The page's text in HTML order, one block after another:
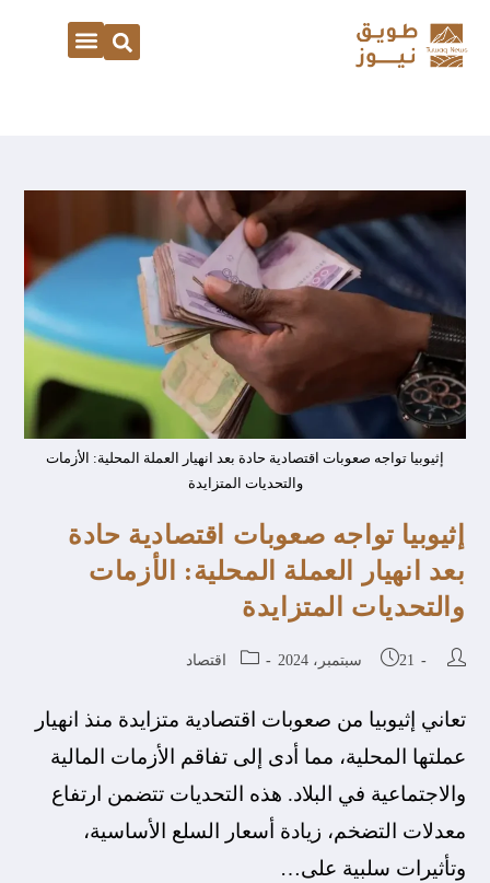
إثيوبيا تواجه صعوبات اقتصادية حادة بعد انهيار العملة المحلية: الأزمات
والتحديات المتزايدة
إثيوبيا تواجه صعوبات اقتصادية حادة
بعد انهيار العملة المحلية: الأزمات
والتحديات المتزايدة
21 سبتمبر، 2024 اقتصاد
تعاني إثيوبيا من صعوبات اقتصادية متزايدة منذ انهيار
عملتها المحلية، مما أدى إلى تفاقم الأزمات المالية
والاجتماعية في البلاد. هذه التحديات تتضمن ارتفاع
معدلات التضخم، زيادة أسعار السلع الأساسية،
وتأثيرات سلبية على…